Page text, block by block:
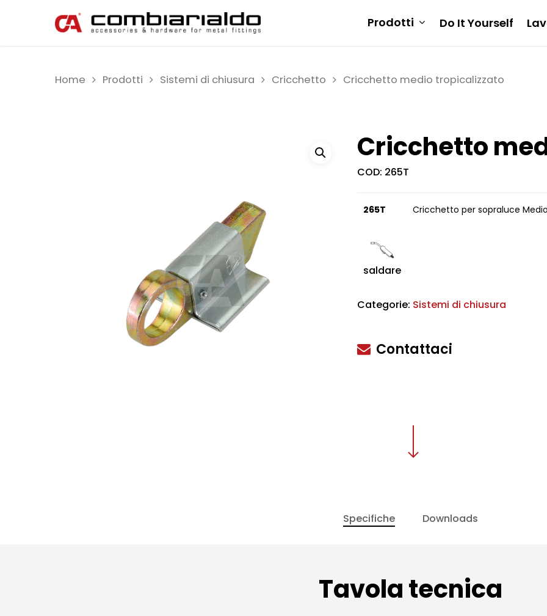
Premi invio per cercare o ESC per uscire
Prodotti Do It Yourself
Home Prodotti Sistemi di chiusura Cricchetto Cricchetto medio tropicalizzato
Cricchetto
COD: 265T
265T Cricchetto per sopraluce
saldare
Categorie: Sistemi di chiusura
Contattaci
Specifiche Downloads
Tavola tecnica